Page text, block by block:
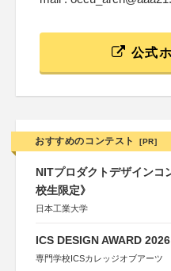
公式
おすすめのコンテスト [PR]
NITプロダクトデザインコ
校生限定》
日本工業大学
ICS DESIGN AWARD
専門学校ICSカレッジオブアーツ